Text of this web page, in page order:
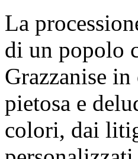
La
di un popolo
Grazzanise
pietosa e
colori, dai